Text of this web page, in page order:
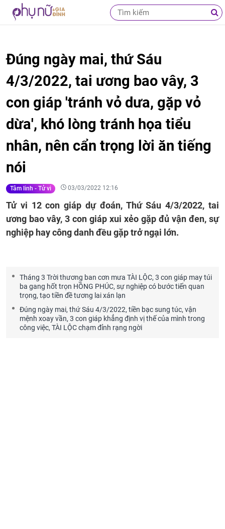
Đúng ngày mai, thứ Sáu
4/3/2022, tai ương bao vây, 3
con giáp 'tránh vỏ dưa, gặp vỏ
dừa', khó lòng tránh họa tiểu
nhân, nên cẩn trọng lời ăn tiếng
nói
Tâm linh - Tử vi 03/03/2022 12:16
Tử vi 12 con giáp dự đoán, Thứ Sáu 4/3/2022, tai
ương bao vây, 3 con giáp xui xẻo gặp đủ vận đen, sự
nghiệp hay công danh đều gặp trở ngại lớn.
Tháng 3 Trời thương ban cơn mưa TÀI LỘC, 3 con giáp may túi
ba gang hốt trọn HỒNG PHÚC, sự nghiệp có bước tiến quan
trọng, tạo tiền đề tương lai xán lạn
Đúng ngày mai, thứ Sáu 4/3/2022, tiền bạc sung túc, vận
mệnh xoay vần, 3 con giáp khẳng định vị thế của mình trong
công việc, TÀI LỘC chạm đỉnh rạng ngời